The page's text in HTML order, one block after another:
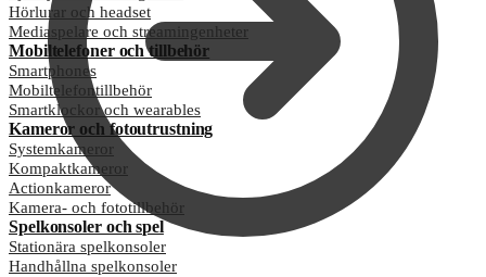
Hörlurar och headset
Mediaspelare och streamingenheter
Mobiltelefoner och tillbehör
Smartphones
Mobiltelefontillbehör
Smartklockor och wearables
Kameror och fotoutrustning
Systemkameror
Kompaktkameror
Actionkameror
Kamera- och fototillbehör
Spelkonsoler och spel
Stationära spelkonsoler
Handhållna spelkonsoler